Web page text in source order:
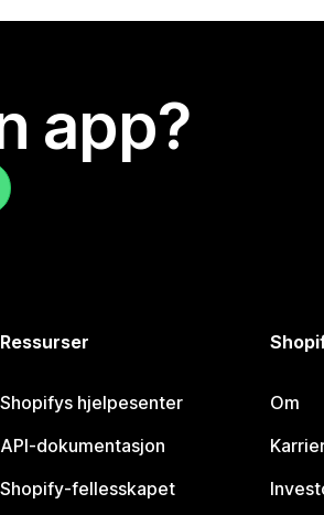
app?
Ressurser
Shopifys hjelpesenter
API-dokumentasjon
Shopify-fellesskapet
Om